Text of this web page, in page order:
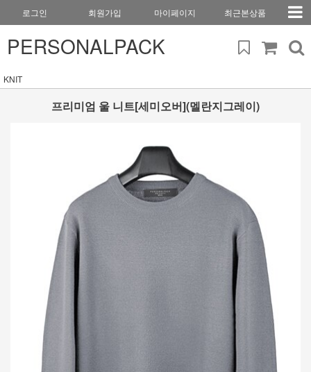
로그인 회원가입 마이페이지 최근본상품
PERSONALPACK
KNIT
프리미엄 울 니트[세미오버](멜란지그레이)